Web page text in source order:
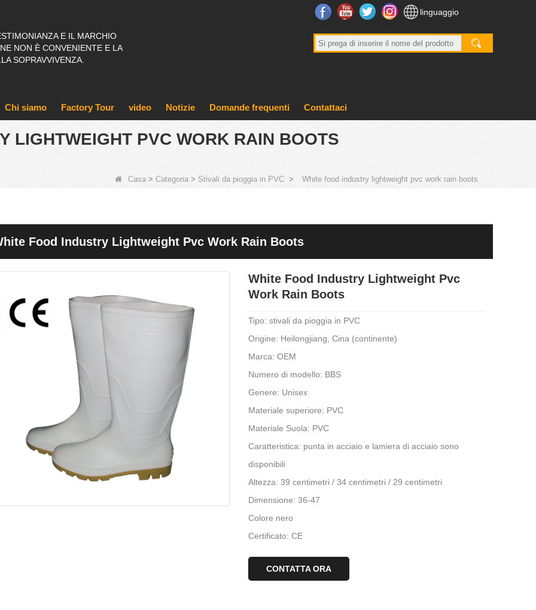
E IL MARCHIO
NON È CONVENIENTE E LA
SOPRAVVIVENZA.
FacebookYoutubeTwitter Instagramlinguaggio
Chi siamo Factory Tour video Notizie Domande frequenti Contattaci
LIGHTWEIGHT PVC WORK RAIN BOOTS
Casa > Categoria > Stivali da pioggia in PVC > White food industry lightweight pvc work rain boots
Food Industry Lightweight Pvc Work Rain Boots
White Food Industry Lightweight Pvc
Work Rain Boots
Tipo: stivali da pioggia in PVC
Origine: Heilongjiang, Cina (continente)
Marca: OEM
Numero di modello: BBS
Genere: Unisex
Materiale superiore: PVC
Materiale Suola: PVC
Caratteristica: punta in acciaio e lamiera di acciaio sono
disponibili
Altezza: 39 centimetri / 34 centimetri / 29 centimetri
Dimensione: 36-47
Colore nero
Certificato: CE
CONTATTA ORA